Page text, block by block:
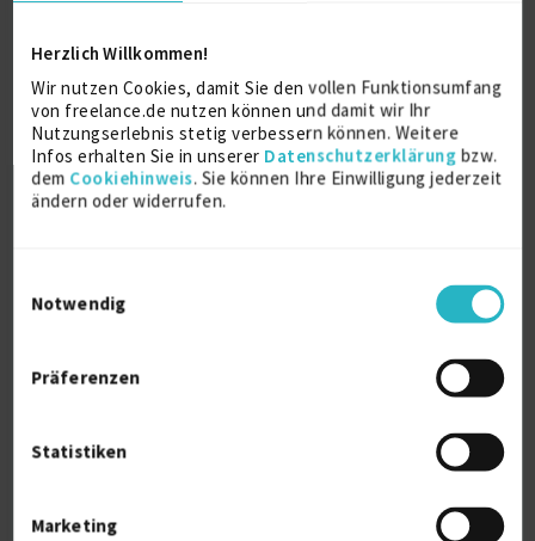
Herzlich Willkommen!
Wir nutzen Cookies, damit Sie den vollen Funktionsumfang
von freelance.de nutzen können und damit wir Ihr
Nutzungserlebnis stetig verbessern können. Weitere
Infos erhalten Sie in unserer Datenschutzerklärung bzw.
dem Cookiehinweis. Sie können Ihre Einwilligung jederzeit
ändern oder widerrufen.
Notwendig
Präferenzen
Statistiken
Marketing
Supply-Chain-Management (SCM)
33 J.
Prozessoptimierung
30 J.
Verfügbarkeit einsehen
0
Referenzen
Produktionssteuerung / Log...